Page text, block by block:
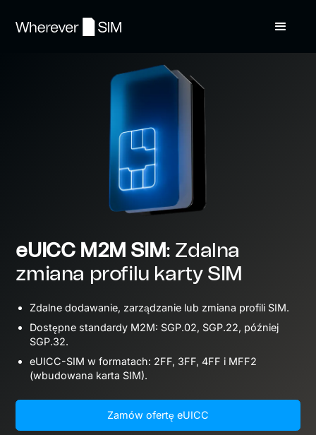
eUICC M2M SIM: Zdalna
zmiana profilu karty SIM
Zdalne dodawanie, zarządzanie lub zmiana profili SIM.
Dostępne standardy M2M: SGP.02, SGP.22, później
SGP.32.
eUICC-SIM w formatach: 2FF, 3FF, 4FF i MFF2
(wbudowana karta SIM).
Zamów ofertę eUICC